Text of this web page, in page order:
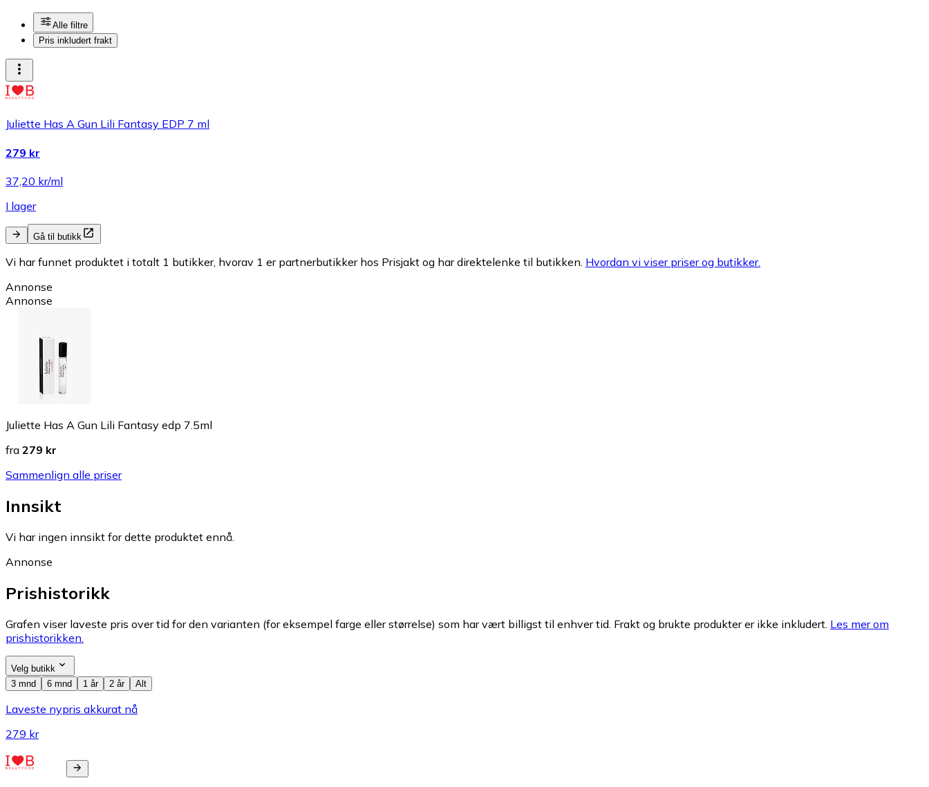
Alle filtre
Pris inkludert frakt
Juliette Has A Gun Lili Fantasy EDP 7 ml
279 kr
37,20 kr/ml
I lager
Gå til butikk
Vi har funnet produktet i totalt 1 butikker, hvorav 1 er partnerbutikker hos Prisjakt og har direktelenke til butikken. Hvordan vi viser priser og butikker.
Annonse
Annonse
Juliette Has A Gun Lili Fantasy edp 7.5ml
fra 279 kr
Sammenlign alle priser
Innsikt
Vi har ingen innsikt for dette produktet ennå.
Annonse
Prishistorikk
Grafen viser laveste pris over tid for den varianten (for eksempel farge eller størrelse) som har vært billigst til enhver tid. Frakt og brukte produkter er ikke inkludert. Les mer om
prishistorikken.
Velg butikk
3 mnd
6 mnd 1 år 2 år Alt
Laveste nypris akkurat nå
279 kr